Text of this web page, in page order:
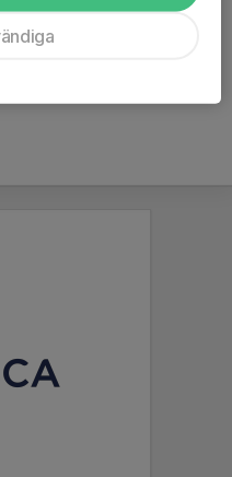
och hårt spel.